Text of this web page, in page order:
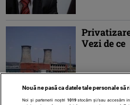
Vezi de ce
Nouă ne pasă ca datele tale personale
Noi și partenerii noștri 1019stocăm și/sau accesăm